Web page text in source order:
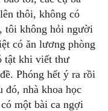
thôi, không có
tôi không hỏi người
có ăn lương phòng
tật khi viết thư
Phóng hết ý ra rồi
đó, nhà khoa học
một bài ca ngợi